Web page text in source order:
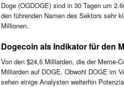
Doge (OGDOGE) sind in 30 Tagen um
den führenden Namen des Sektors sehr
Millionen.
Dogecoin als Indikator für den
Von den $24,5 Milliarden, die der Meme-
Milliarden auf DOGE. Obwohl DOGE im
sehen einige Analysten weiterhin